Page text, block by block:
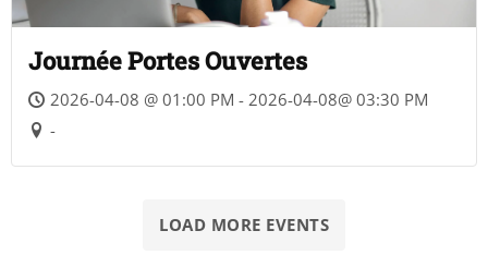
Journée Portes Ouvertes
2026-04-08 @ 01:00 PM - 2026-04-08@ 03:30 PM
-
LOAD MORE EVENTS